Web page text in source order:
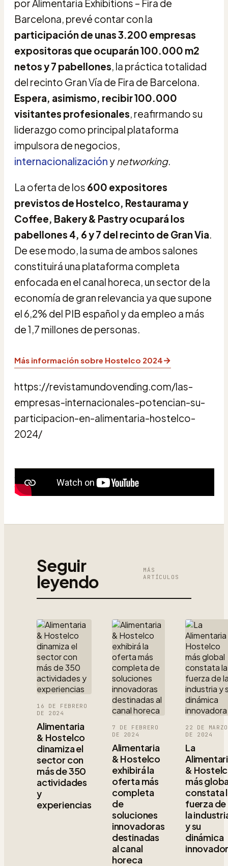
por Alimentaria Exhibitions – Fira de
Barcelona, prevé contar con la
participación de unas 3.200 empresas
expositoras que ocuparán 100.000 m2
netos y 7 pabellones, la práctica totalidad
del recinto Gran Vía de Fira de Barcelona.
Espera, asimismo, recibir 100.000
visitantes profesionales, reafirmando su
liderazgo como principal plataforma
impulsora de negocios,
internacionalización ynetworking.
La oferta de los 600 expositores
previstos de Hostelco, Restaurama y
Coffee, Bakery & Pastry ocupará los
pabellones 4, 6 y 7 del recinto de Gran Via.
De ese modo, la suma de ambos salones
constituirá una plataforma completa
enfocada en el canal horeca, un sector de la
economía de gran relevancia ya que supone
el 6,2% del PIB español y da empleo a más
de 1,7 millones de personas.
Más información sobre Hostelco 2024→
https://revistamundovending.com/las-
empresas-internacionales-potencian-su-
participacion-en-alimentaria-hostelco-
2024/
Seguir
leyendo
MÁS
ARTÍCULOS
16 DE FEBRERO
DE 2024
Alimentaria
& Hostelco
dinamiza el
sector con
más de 350
actividades
y
experiencias
7 DE FEBRERO
DE 2024
Alimentaria
& Hostelco
exhibirá la
oferta más
completa
de
soluciones
innovadoras
destinadas
al canal
horeca
22 DE MARZO
DE 2024
La
&
más
constata
fuerza de
la
y su
dinámica